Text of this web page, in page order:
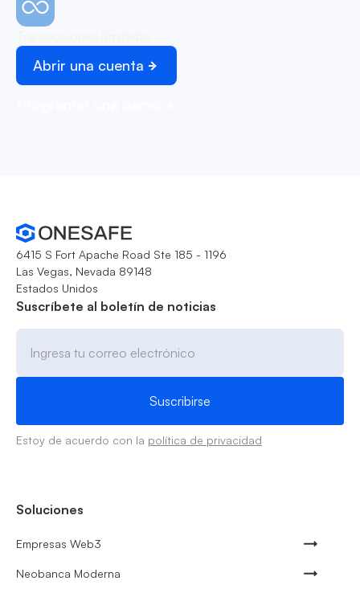
Abrir una cuenta
6415 S Fort Apache Road Ste 185 - 1196
Las Vegas, Nevada 89148
Estados Unidos
Suscríbete al boletín de noticias
Estoy de acuerdo con la política de privacidad
Soluciones
Empresas Web3
Neobanca Moderna